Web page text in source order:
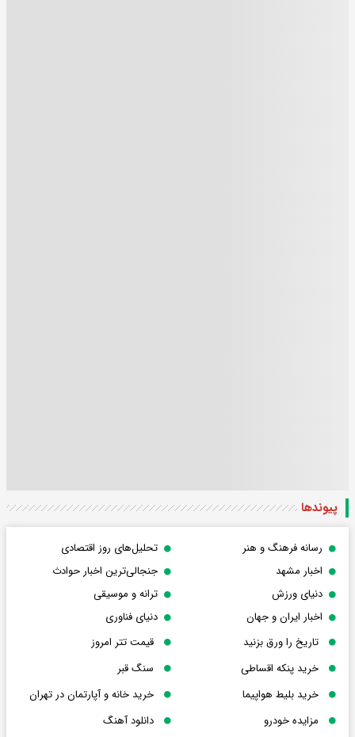
پیوندها
رسانه فرهنگ و هنر
تحلیل‌های روز اقتصادی
اخبار مشهد
جنجالی‌ترین اخبار حوادث
دنیای ورزش
ترانه و موسیقی
اخبار ایران و جهان
دنیای فناوری
تاریخ را ورق بزنید
قیمت تتر امروز
خرید پنکه اقساطی
سنگ قبر
خرید بلیط هواپیما
خرید خانه و آپارتمان در تهران
مزایده خودرو
دانلود آهنگ